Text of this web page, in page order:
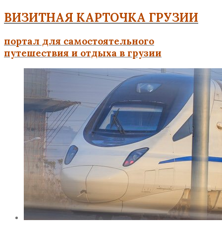
ВИЗИТНАЯ КАРТОЧКА ГРУЗИИ
портал для самостоятельного
путешествия и отдыха в грузии